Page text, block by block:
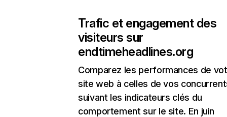
Trafic et engagement des
visiteurs sur
endtimeheadlines.org
Comparez les performances de
site web à celles de vos
suivant les indicateurs clés du
comportement sur le site. En juin